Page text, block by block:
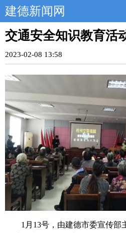
建德新闻网
交通安全知识教育活
2023-02-08 13:58
1月13号，由建德市委宣传部